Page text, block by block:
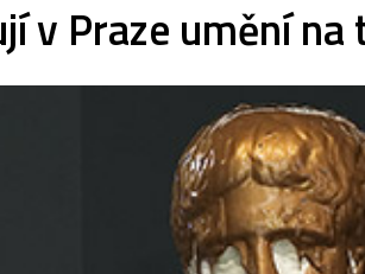
v Praze umění